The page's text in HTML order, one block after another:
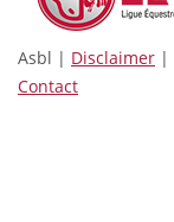
Asbl | Disclaimer |
Contact